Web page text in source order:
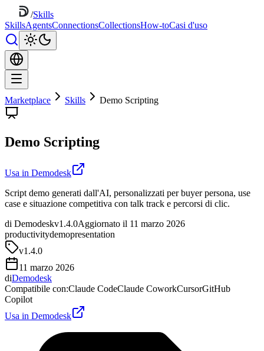
/Skills
SkillsAgentsConnectionsCollectionsHow-toCasi d'uso
Marketplace Skills Demo Scripting
Demo Scripting
Usa in Demodesk
Script demo generati dall'AI, personalizzati per buyer persona, use
case e situazione competitiva con talk track e percorsi di clic.
di Demodeskv1.4.0Aggiornato il 11 marzo 2026
productivitydemopresentation
v1.4.0
11 marzo 2026
diDemodesk
Compatibile con:Claude CodeClaude CoworkCursorGitHub
Copilot
Usa in Demodesk